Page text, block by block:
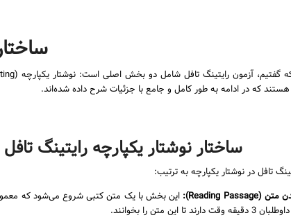
که در ادامه به طور کامل و جامع با جزئیات شرح داده شده‌اند.
ساختار نوشتار یکپارچه رایتینگ تافل
تافل در نوشتار یکپارچه به ترتیب:
متن (Reading Passage
):
وقت دارند تا این متن را بخوانند.